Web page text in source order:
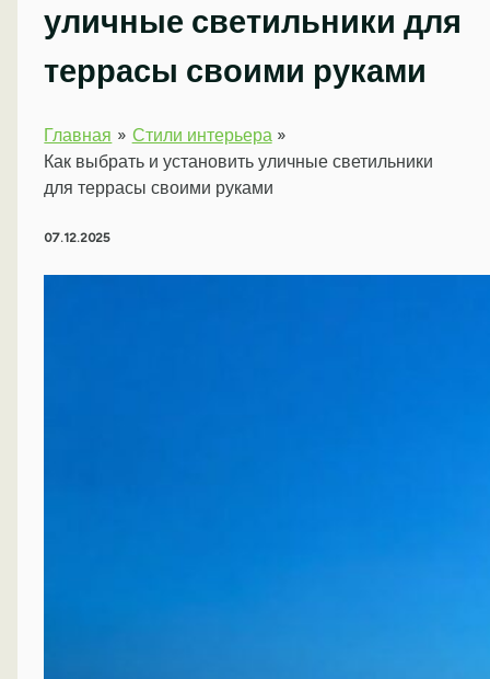
уличные светильники для
террасы своими руками
Главная
Стили интерьера
Как выбрать и установить уличные светильники
для террасы своими руками
07.12.2025